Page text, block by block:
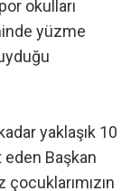
okulları
yüzme
yaklaşık 10
Başkan
çocuklarımızın